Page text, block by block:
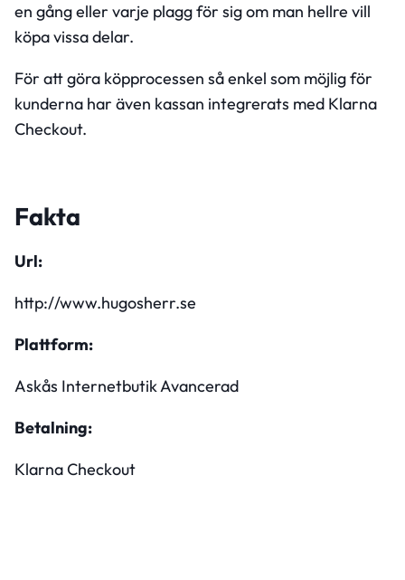
en gång eller varje plagg för sig om man hellre vill
köpa vissa delar.
För att göra köpprocessen så enkel som möjlig för
kunderna har även kassan integrerats med Klarna
Checkout.
Fakta
Url:
http://www.hugosherr.se
Plattform:
Askås Internetbutik Avancerad
Betalning:
Klarna Checkout